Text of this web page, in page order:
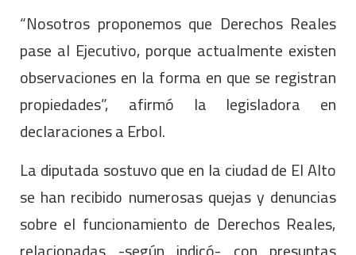
“Nosotros proponemos que Derechos Reales
pase al Ejecutivo, porque actualmente existen
observaciones en la forma en que se registran
propiedades”, afirmó la legisladora en
declaraciones a Erbol.
La diputada sostuvo que en la ciudad de El Alto
se han recibido numerosas quejas y denuncias
sobre el funcionamiento de Derechos Reales,